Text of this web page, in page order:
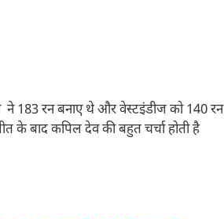
ने 183 रन बनाए थे और वेस्टइंडीज को 140 रन
के बाद कपिल देव की बहुत चर्चा होती है